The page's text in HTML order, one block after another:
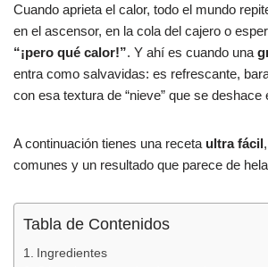
c
e
b
o
o
k
at
s
A
p
p
m
p
ar
tir
Cuando aprieta el calor, todo el mundo
en el ascensor, en la cola del cajero o
“¡pero qué calor!”. Y ahí es cuando una
entra como salvavidas: es refrescante,
con esa textura de “nieve” que se deshace
A continuación tienes una receta ultra fácil
comunes y un resultado que parece de
Tabla de Contenidos
Ingredientes